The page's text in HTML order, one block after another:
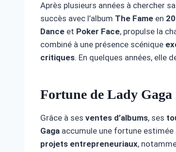
Après plusieurs années à chercher
succès avec l’album The Fame en
Dance et Poker Face, propulse la
combiné à une présence scénique
critiques. En quelques années, elle
Fortune de Lady Gaga
Grâce à ses ventes d’albums, ses
Gaga accumule une fortune estimée
projets entrepreneuriaux,